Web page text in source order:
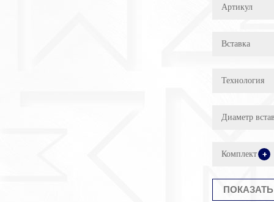
Артикул
Вставка
Технология
Диаметр
Комплект +